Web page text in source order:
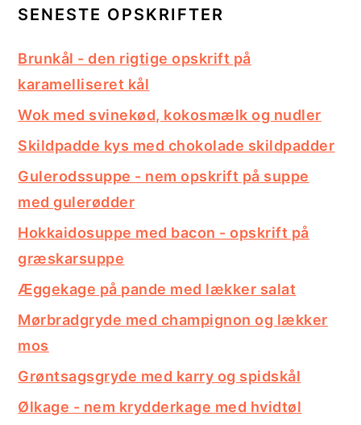
SENESTE OPSKRIFTER
Brunkål - den rigtige opskrift på
karamelliseret kål
Wok med svinekød, kokosmælk og nudler
Skildpadde kys med chokolade skildpadder
Gulerodssuppe - nem opskrift på suppe
med gulerødder
Hokkaidosuppe med bacon - opskrift på
græskarsuppe
Æggekage på pande med lækker salat
Mørbradgryde med champignon og lækker
mos
Grøntsagsgryde med karry og spidskål
Ølkage - nem krydderkage med hvidtøl